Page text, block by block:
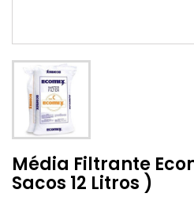
Média Filtrante
Sacos 12 Litros )